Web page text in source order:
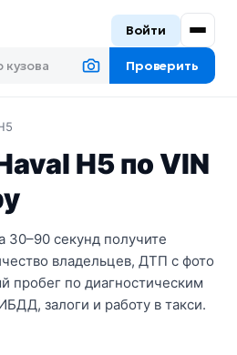
Проверить
Войти
H5 по VIN
30–90 секунд получите
владельцев, ДТП с фото
пробег по диагностическим
залоги и работу в такси.